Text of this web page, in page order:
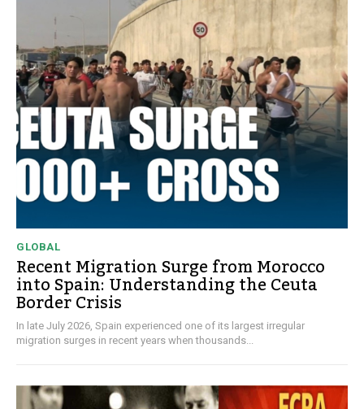
GLOBAL
Recent Migration Surge from Morocco
into Spain: Understanding the Ceuta
Border Crisis
In late July 2026, Spain experienced one of its largest irregular
migration surges in recent years when thousands...